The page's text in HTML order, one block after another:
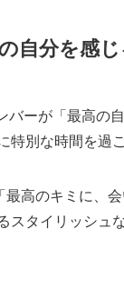
自分を感
バーが「最高の
特別な時間を過
最高のキミに、
スタイリッシュ